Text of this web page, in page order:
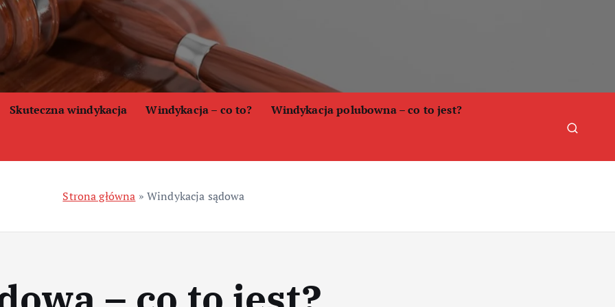
Skuteczna windykacja Windykacja – co to? Windykacja polubowna – co to jest?
Strona główna » Windykacja sądowa